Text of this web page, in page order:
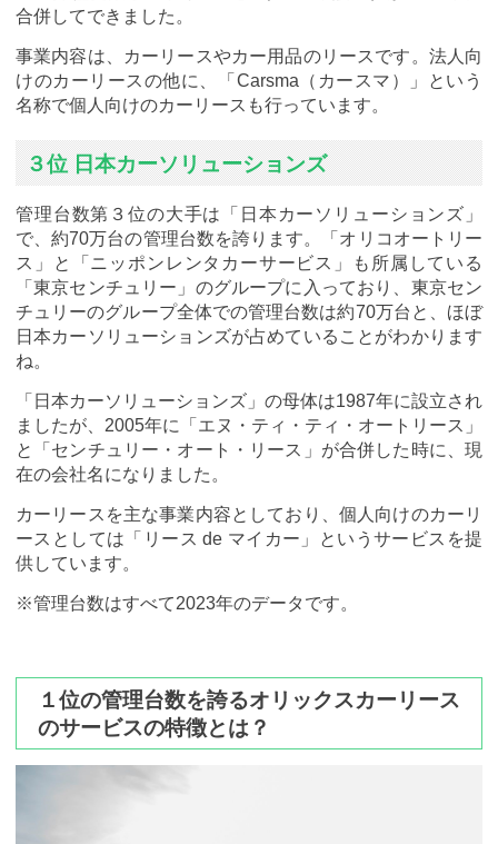
合併してできました。
事業内容は、カーリースやカー用品のリースです。法人向
けのカーリースの他に、「Carsma（カースマ）」という
名称で個人向けのカーリースも行っています。
３位 日本カーソリューションズ
管理台数第３位の大手は「日本カーソリューションズ」
で、約70万台の管理台数を誇ります。「オリコオートリー
ス」と「ニッポンレンタカーサービス」も所属している
「東京センチュリー」のグループに入っており、東京セン
チュリーのグループ全体での管理台数は約70万台と、ほぼ
日本カーソリューションズが占めていることがわかります
ね。
「日本カーソリューションズ」の母体は1987年に設立され
ましたが、2005年に「エヌ・ティ・ティ・オートリース」
と「センチュリー・オート・リース」が合併した時に、現
在の会社名になりました。
カーリースを主な事業内容としており、個人向けのカーリ
ースとしては「リース de マイカー」というサービスを提
供しています。
※管理台数はすべて2023年のデータです。
１位の管理台数を誇るオリックスカーリース
のサービスの特徴とは？